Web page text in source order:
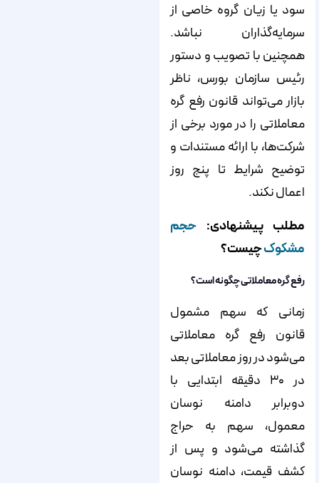
سود یا زیان گروه خاصی از
سرمایه‌گذاران نباشد.
همچنین با تصویب و دستور
رئیس سازمان بورس، ناظر
بازار می‌تواند قانون رفع گره
معاملاتی را در مورد برخی از
شرکت‌ها، با ارائه مستندات و
توضیح شرایط تا پنج روز
اعمال نکند.
مطلب پیشنهادی: حجم
مشکوکچیست؟
رفع گره معاملاتی چگونه است؟
زمانی که سهم مشمول
قانون رفع گره معاملاتی
می‌شود در روز معاملاتی بعد
در ۳۰ دقیقه ابتدایی با
دوبرابر دامنه نوسان
معمول، سهم به حراج
گذاشته می‌شود و پس از
کشف قیمت، دامنه نوسان